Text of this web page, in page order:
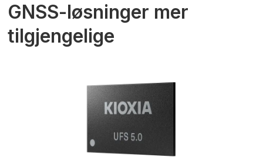
GNSS-løsninger mer
tilgjengelige